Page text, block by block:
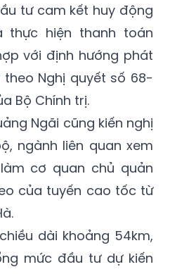
tư cam kết huy động
thực hiện thanh toán
với định hướng phát
Nghị quyết số 68-
Bộ Chính trị.
Ngãi cũng kiến nghị
ngành liên quan xem
cơ quan chủ quản
của tuyến cao tốc từ
dài khoảng 54km,
mức đầu tư dự kiến